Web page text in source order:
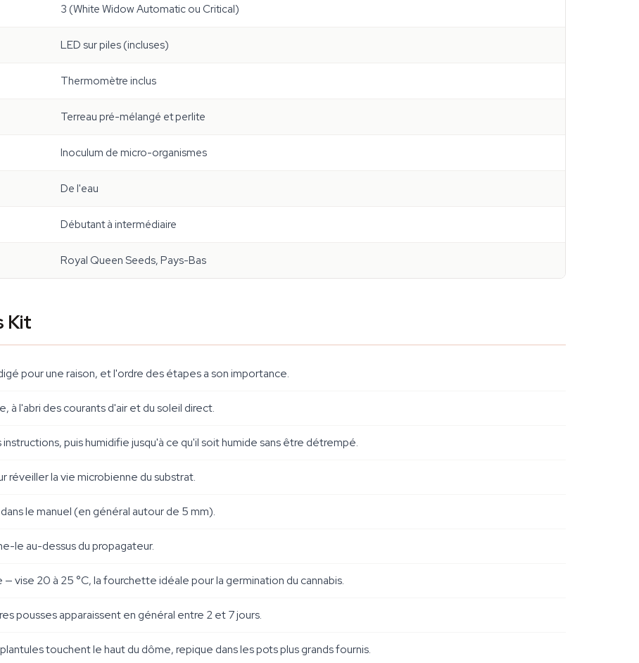
3 (White Widow Automatic ou Critical)
LED sur piles (incluses)
Thermomètre inclus
Terreau pré-mélangé et perlite
Inoculum de micro-organismes
De l'eau
Débutant à intermédiaire
Royal Queen Seeds, Pays-Bas
Kit
pour une raison, et l'ordre des étapes a son importance.
à l'abri des courants d'air et du soleil direct.
puis humidifie jusqu'à ce qu'il soit humide sans être détrempé.
réveiller la vie microbienne du substrat.
le manuel (en général autour de 5 mm).
le au-dessus du propagateur.
vise 20 à 25 °C, la fourchette idéale pour la germination du cannabis.
pousses apparaissent en général entre 2 et 7 jours.
touchent le haut du dôme, repique dans les pots plus grands fournis.